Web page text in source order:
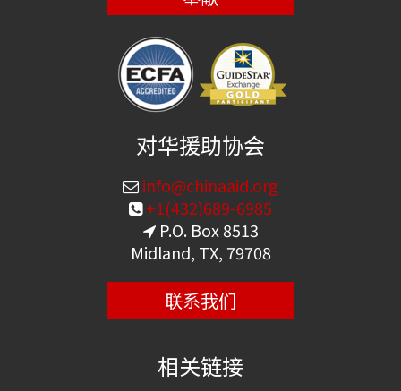
对华援助协会
info@chinaaid.org
+1(432)689-6985
P.O. Box 8513
Midland, TX, 79708
联系我们
相关链接